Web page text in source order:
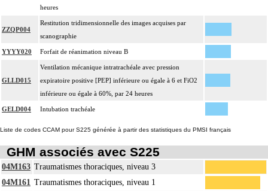
heures
ZZQP004
Restitution tridimensionnelle des images acquises par
scanographie
YYYY020 Forfait de réanimation niveau B
GLLD015
Ventilation mécanique intratrachéale avec pression
expiratoire positive [PEP] inférieure ou égale à 6 et FiO2
inférieure ou égale à 60%, par 24 heures
GELD004 Intubation trachéale
Liste de codes CCAM pour S225 générée à partir des statistiques du PMSI français
GHM associés avec S225
04M163 Traumatismes thoraciques, niveau 3
04M161 Traumatismes thoraciques, niveau 1